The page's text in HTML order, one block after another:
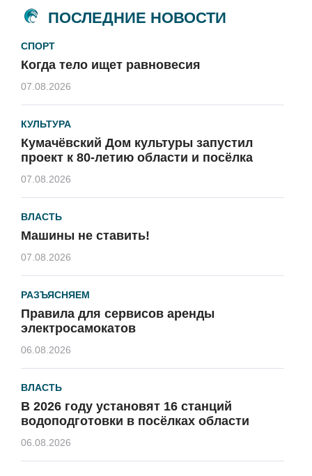
ПОСЛЕДНИЕ НОВОСТИ
СПОРТ
Когда тело ищет равновесия
07.08.2026
КУЛЬТУРА
Кумачёвский Дом культуры запустил
проект к 80-летию области и посёлка
07.08.2026
ВЛАСТЬ
Машины не ставить!
07.08.2026
РАЗЪЯСНЯЕМ
Правила для сервисов аренды
электросамокатов
06.08.2026
ВЛАСТЬ
В 2026 году установят 16 станций
водоподготовки в посёлках области
06.08.2026